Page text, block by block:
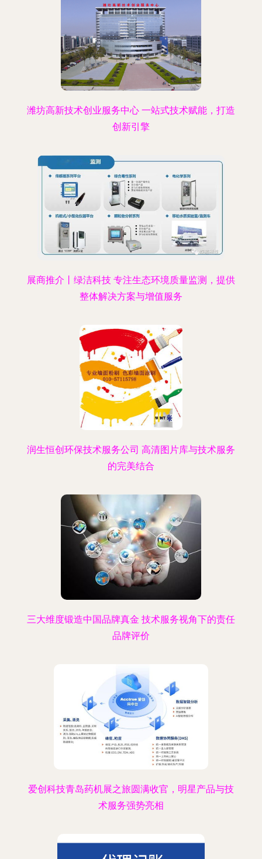
潍坊高新技术创业服务中心 一站式技术赋能，打造
创新引擎
展商推介丨绿洁科技 专注生态环境质量监测，提供
整体解决方案与增值服务
润生恒创环保技术服务公司 高清图片库与技术服务
的完美结合
三大维度锻造中国品牌真金 技术服务视角下的责任
品牌评价
爱创科技青岛药机展之旅圆满收官，明星产品与技
术服务强势亮相